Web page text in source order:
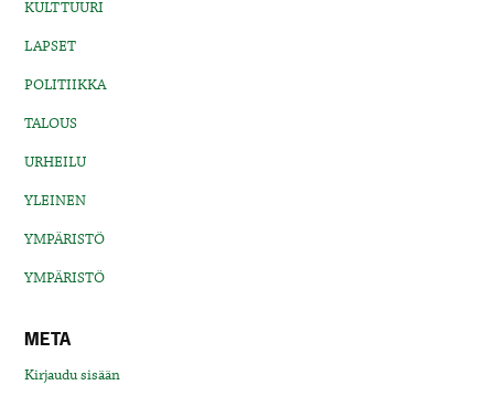
KULTTUURI
LAPSET
POLITIIKKA
TALOUS
URHEILU
YLEINEN
YMPÄRISTÖ
YMPÄRISTÖ
META
Kirjaudu sisään